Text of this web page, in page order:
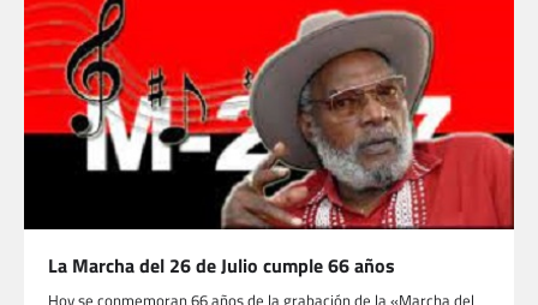
La Marcha del 26 de Julio cumple 66 años